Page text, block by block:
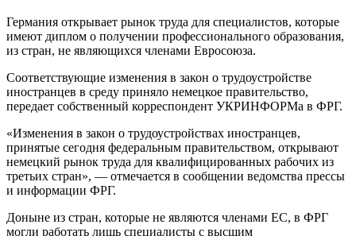
Германия открывает рынок труда для специалистов, которые
имеют диплом о получении профессионального образования,
из стран, не являющихся членами Евросоюза.
Соответствующие изменения в закон о трудоустройстве
иностранцев в среду приняло немецкое правительство,
передает собственный корреспондент УКРИНФОРМа в ФРГ.
«Изменения в закон о трудоустройствах иностранцев,
принятые сегодня федеральным правительством, открывают
немецкий рынок труда для квалифицированных рабочих из
третьих стран», — отмечается в сообщении ведомства прессы
и информации ФРГ.
Доныне из стран, которые не являются членами ЕС, в ФРГ
могли работать лишь специалисты с высшим